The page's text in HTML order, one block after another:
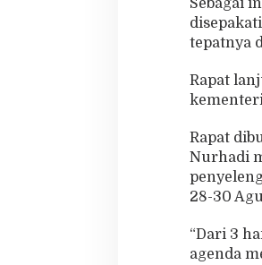
Sebagai
tepatnya
Rapat
Rapat
Nurhadi
28-30
“Dari 3
agenda